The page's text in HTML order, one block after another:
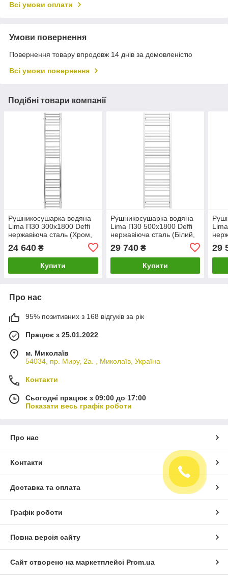
Всі умови оплати
Умови повернення
Повернення товару впродовж 14 днів за домовленістю
Всі умови повернення
Подібні товари компанії
Рушникосушарка водяна
Lima П30 300х1800 Deffi
нержавіюча сталь (Хром,
24 640 ₴
Купити
Рушникосушарка водяна
Lima П30 500х1800 Deffi
нержавіюча сталь (Білий,
29 740₴
Купити
29
Про нас
95% позитивних з 168 відгуків за рік
Працює з 25.01.2022
м. Миколаїв
54034, пр. Миру, 2а. , Миколаїв, Україна
Контакти
Сьогодні працює з 09:00 до 17:00
Показати весь графік роботи
Про нас
Контакти
Доставка та оплата
Графік роботи
Повна версія сайту
Сайт створено на маркетплейсі Prom.ua